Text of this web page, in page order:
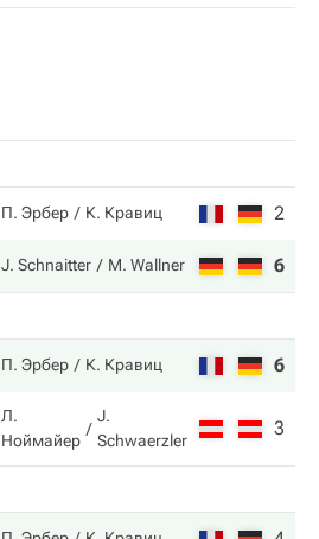
П. Эрбер К. Кравиц 2
J. Schnaitter M. Wallner 6
П. Эрбер К. Кравиц 6
Л.
Ноймайер
J.
Schwaerzler
3